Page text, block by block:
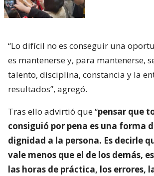
“Lo difícil no es conseguir una
es mantenerse y, para mantenerse,
talento, disciplina, constancia y la
resultados”, agregó.
Tras ello advirtió que “pensar que
consiguió por pena es una forma
dignidad a la persona. Es decirle
vale menos que el de los demás,
las horas de práctica, los errores,